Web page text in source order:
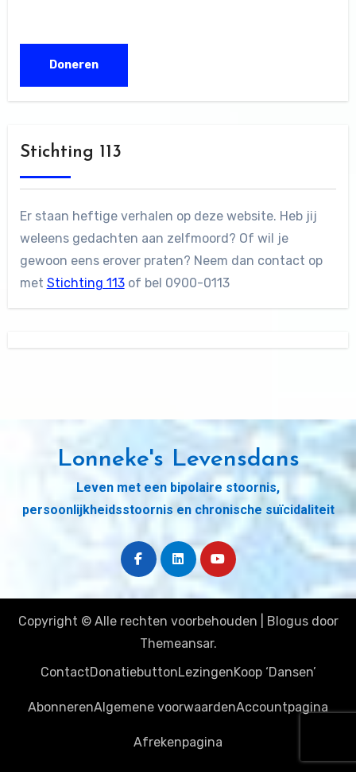
Stichting 113
Er staan heftige verhalen op deze website. Heb jij
weleens gedachten aan zelfmoord? Of wil je
gewoon eens erover praten? Neem dan contact op
met Stichting 113of bel 0900-0113
Lonneke's Levensdans
Leven met een bipolaire stoornis,
persoonlijkheidsstoornis en chronische suïcidaliteit
Copyright © Alle rechten voorbehouden Blogusdoor
Themeansar.
ContactDonatiebuttonLezingenKoop ‘Dansen’
AbonnerenAlgemene voorwaardenAccountpagina
Afrekenpagina